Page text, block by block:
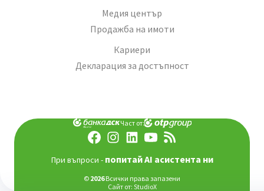
Медия център
Продажба на имоти
Кариери
Декларация за достъпност
Част от:
При въпроси - попитай AI асистента ни
© 2026Всички права запазени
Сайт от: StudioX